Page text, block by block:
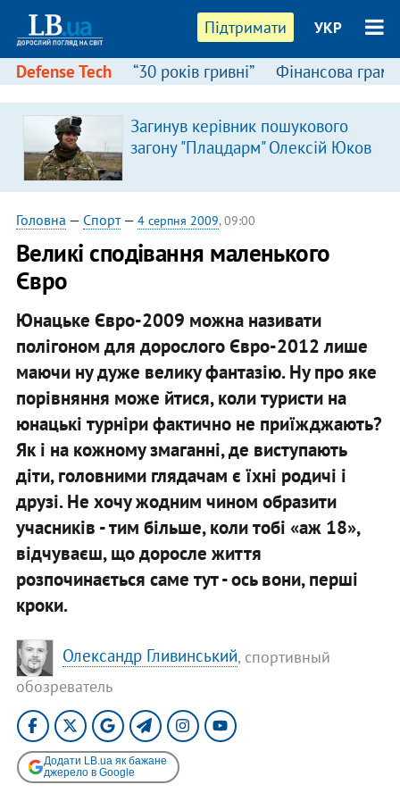
Підтримати УКР
Defense Tech “30 років гривні” Фінансова
Загинув керівник пошукового
загону "Плацдарм" Олексій Юков
Головна — Спорт— 4 серпня 2009, 09:00
Великі сподівання маленького
Євро
Юнацьке Євро-2009 можна називати
полігоном для дорослого Євро-2012 лише
маючи ну дуже велику фантазію. Ну про яке
порівняння може йтися, коли туристи на
юнацькі турніри фактично не приїжджають?
Як і на кожному змаганні, де виступають
діти, головними глядачам є їхні родичі і
друзі. Не хочу жодним чином образити
учасників - тим більше, коли тобі «аж 18»,
відчуваєш, що доросле життя
розпочинається саме тут - ось вони, перші
кроки.
Олександр Гливинський, спортивный
обозреватель
Додати LB.ua як бажане
джерело в Google